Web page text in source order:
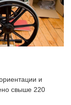
и
свыше 220